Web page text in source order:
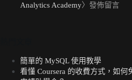
Analytics Academy〉發佈留言
簡單的 MySQL 使用教學
看懂 Coursera 的收費方式，如何